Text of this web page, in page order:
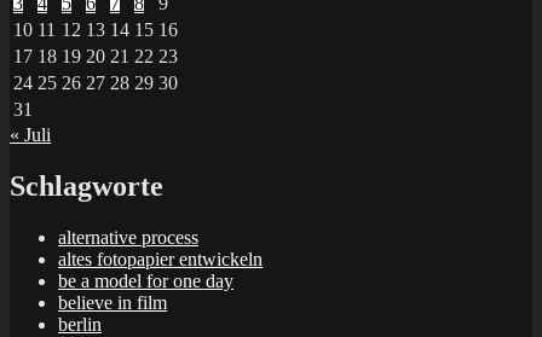
10 11 12 13 14 15 16
17 18 19 20 21 22 23
24 25 26 27 28 29 30
31
« Juli
Schlagworte
alternative process
altes fotopapier entwickeln
be a model for one day
believe in film
berlin